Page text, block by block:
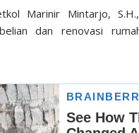
Marinir Mintarjo,
dan renovasi